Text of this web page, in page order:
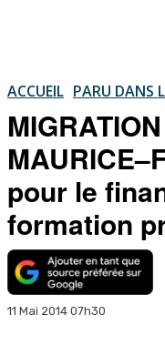
ACCUEIL PARU DANS
pour le
formation
11 Mai 2014 07h30